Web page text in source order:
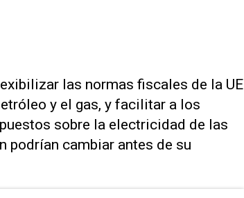
las normas fiscales de la UE
y el gas, y facilitar a ⁠los
⁠sobre la electricidad de las
podrían cambiar antes de su